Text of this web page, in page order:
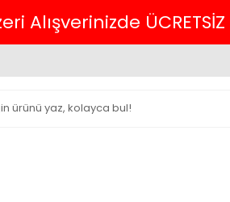
Havalede %4 İNDİRİM